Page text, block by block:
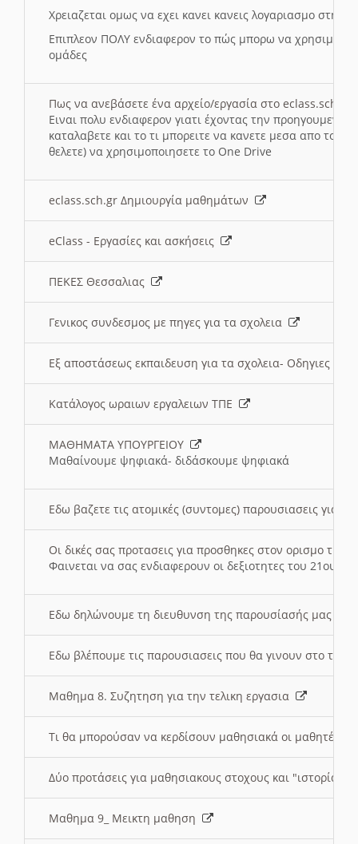
Χρειαζεται ομως να εχει κανει κανεις λογαριασμο στη
Επιπλεον ΠΟΛΥ ενδιαφερον το πώς μπορω να
ομάδες
Πως να ανεβάσετε ένα αρχείο/εργασία στο eclass.sch.gr
Ειναι πολυ ενδιαφερον γιατι έχοντας την
καταλαβετε και το τι μπορειτε να κανετε μεσα απο το
θελετε) να χρησιμοποιησετε το One Drive
eclass.sch.gr Δημιουργία μαθημάτων
eClass - Εργασίες και ασκήσεις
ΠΕΚΕΣ Θεσσαλιας
Γενικος συνδεσμος με πηγες για τα σχολεια
Εξ αποστάσεως εκπαιδευση για τα σχολεια- Οδηγιες
Κατάλογος ωραιων εργαλειων ΤΠΕ
ΜΑΘΗΜΑΤΑ ΥΠΟΥΡΓΕΙΟΥ
Μαθαίνουμε ψηφιακά- διδάσκουμε ψηφιακά
Εδω βαζετε τις ατομικές (συντομες) παρουσιασεις για
Οι δικές σας προτασεις για προσθηκες στον ορισμο
Φαινεται να σας ενδιαφερουν οι δεξιοτητες του 21ου
Εδω δηλώνουμε τη διευθυνση της παρουσίασής μας
Εδω βλέπουμε τις παρουσιασεις που θα γινουν στο
Μαθημα 8. Συζητηση για την τελικη εργασια
Τι θα μπορούσαν να κερδίσουν μαθησιακά οι μαθητές/
Δύο προτάσεις για μαθησιακους στοχους και "ιστορία"
Μαθημα 9_ Μεικτη μαθηση